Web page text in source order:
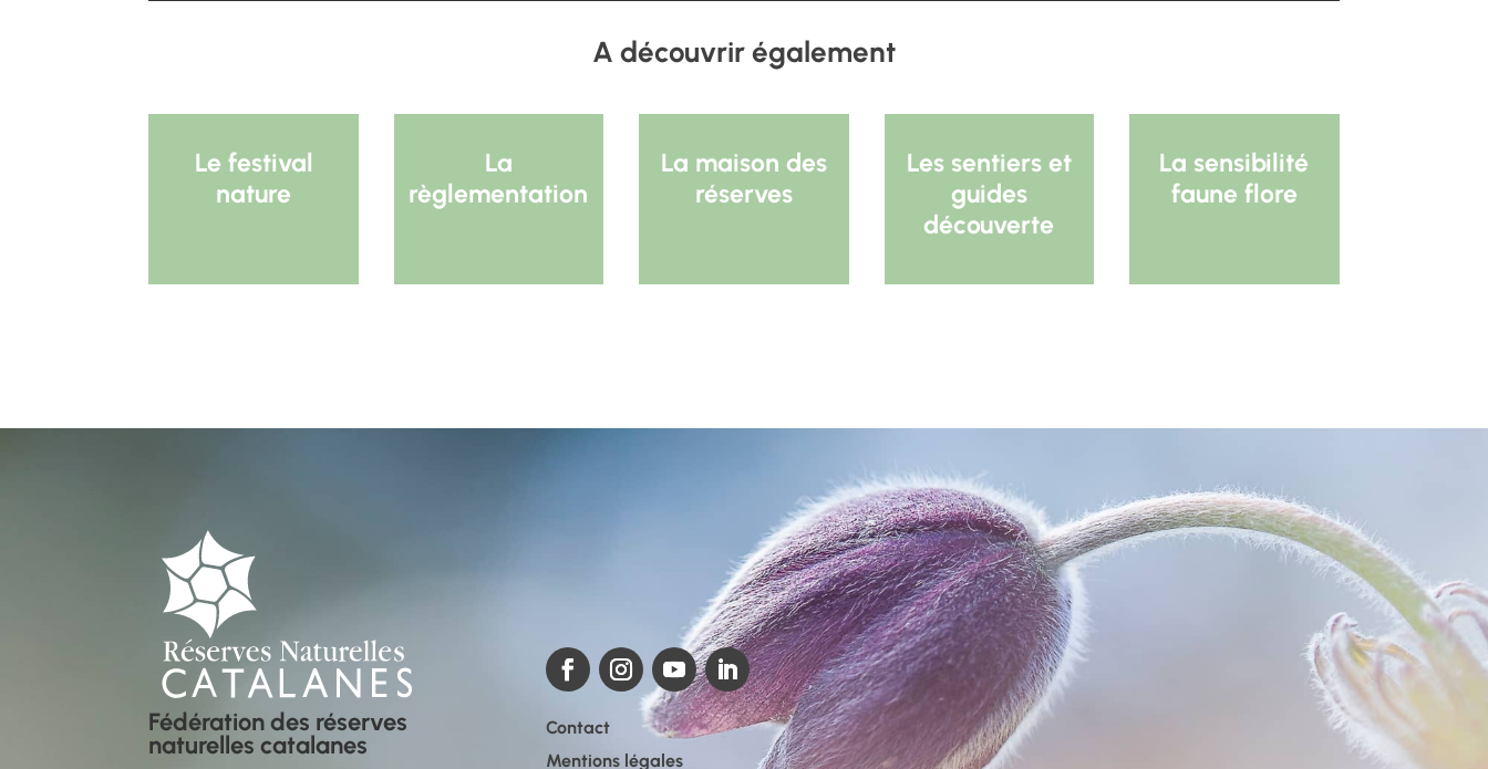
A découvrir également
Le festival
nature
La
règlementation
La maison des
réserves
Les sentiers et
guides
découverte
La sensibilité
faune flore
Fédération des réserves
naturelles catalanes
Contact
Mentions légales